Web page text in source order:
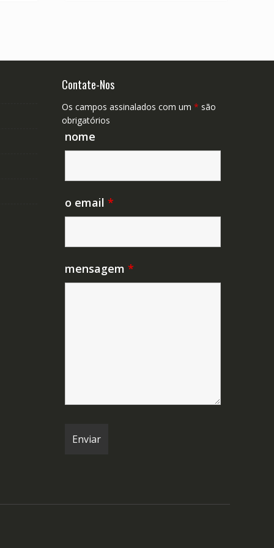
Contate-Nos
Os campos assinalados com um * são
obrigatórios
nome
o email *
mensagem *